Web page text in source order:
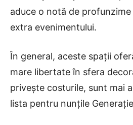
aduce o notă de
extra evenimentului.
În general, aceste spații
mare libertate în sfera
privește costurile, sunt mai
lista pentru nunțile